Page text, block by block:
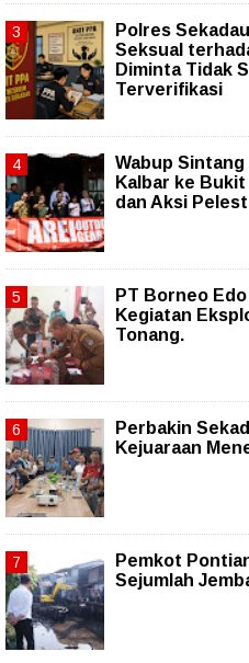
Polres
Seksual
Diminta Tidak
Terverifikasi
Wabup
Kalbar ke
dan Aksi
PT Borneo
Kegiatan
Tonang.
Perbakin
Kejuaraan
Pemkot
Sejumlah